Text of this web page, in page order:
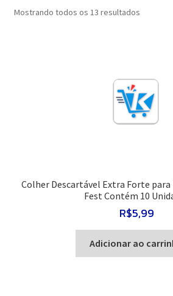
Mostrando todos os 13 resultados
Colher Descartável Extra Forte
Fest Contém 10
R$5,99
Adicionar ao